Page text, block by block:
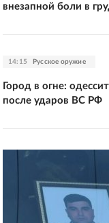
внезапной боли в
14:15 Русское оружие
Город в огне:
после ударов ВС РФ